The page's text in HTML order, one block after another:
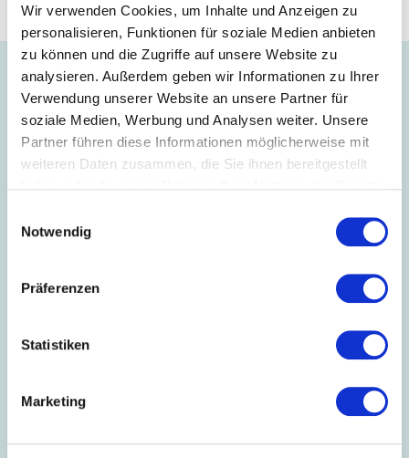
Wir verwenden Cookies, um Inhalte und Anzeigen zu
personalisieren, Funktionen für soziale Medien anbieten
zu können und die Zugriffe auf unsere Website zu
analysieren. Außerdem geben wir Informationen zu Ihrer
Verwendung unserer Website an unsere Partner für
soziale Medien, Werbung und Analysen weiter. Unsere
Partner führen diese Informationen möglicherweise mit
weiteren Daten zusammen, die Sie ihnen bereitgestellt
Notwendig
Präferenzen
Statistiken
Marketing
Vorgängerversion der ZDHC-MRSL 1.1 sowie weitere
Hintergrundinformationen.
Hoppla!
Dieser Artikel ist nur für Mitglieder sichtbar.
E-Mail